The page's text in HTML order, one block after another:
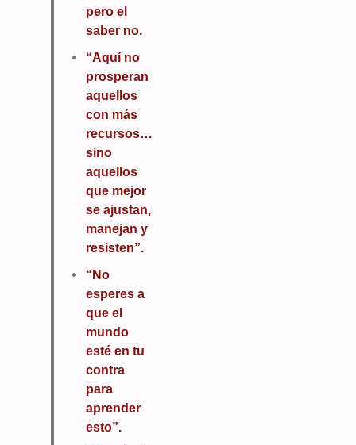
pero el
saber no.
“Aquí no
prosperan
aquellos
con más
recursos…
sino
aquellos
que mejor
se ajustan,
manejan y
resisten”.
“No
esperes a
que el
mundo
esté en tu
contra
para
aprender
esto”.